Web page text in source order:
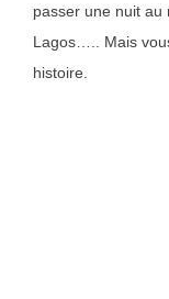
passer une nuit au
Lagos….. Mais
histoire.